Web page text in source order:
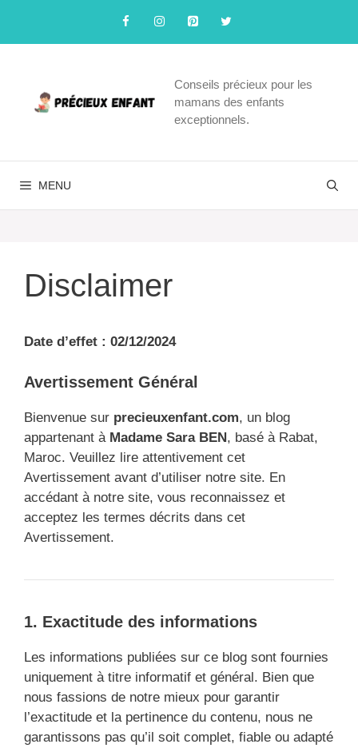
contenu
Conseils précieux pour les
mamans des enfants
exceptionnels.
MENU
Disclaimer
Date d’effet : 02/12/2024
Avertissement Général
Bienvenue sur precieuxenfant.com, un blog
appartenant à Madame Sara BEN, basé à Rabat,
Maroc. Veuillez lire attentivement cet
Avertissement avant d’utiliser notre site. En
accédant à notre site, vous reconnaissez et
acceptez les termes décrits dans cet
Avertissement.
1. Exactitude des informations
Les informations publiées sur ce blog sont fournies
uniquement à titre informatif et général. Bien que
nous fassions de notre mieux pour garantir
l’exactitude et la pertinence du contenu, nous ne
garantissons pas qu’il soit complet, fiable ou adapté